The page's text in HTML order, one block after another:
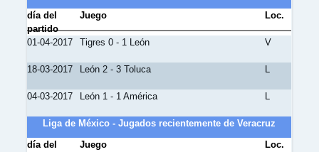
día del
partido
Juego Loc.
01-04-2017 Tigres 0 - 1 León V
18-03-2017 León 2 - 3 Toluca L
04-03-2017 León 1 - 1 América L
Liga de México - Jugados recientemente de Veracruz
día del
Juego Loc.